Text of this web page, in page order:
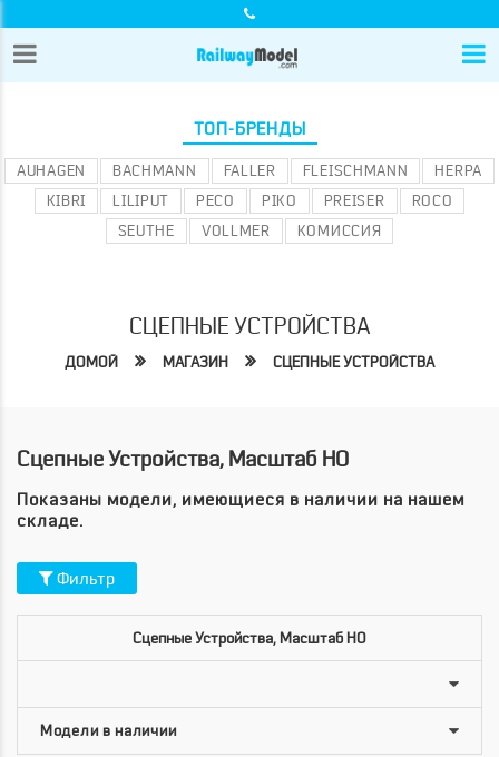
ТОП-БРЕНДЫ
AUHAGEN BACHMANN FALLER FLEISCHMANN
HERPA
KIBRI
LILIPUT PECO PIKO PREISER
ROCO
SEUTHE
VOLLMER КОМИССИЯ
СЦЕПНЫЕ УСТРОЙСТВА
ДОМОЙ МАГАЗИН СЦЕПНЫЕ УСТРОЙСТВА
Сцепные Устройства, Масштаб HO
Показаны модели, имеющиеся в наличии на нашем
складе.
Фильтр
Сцепные Устройства, Масштаб HO